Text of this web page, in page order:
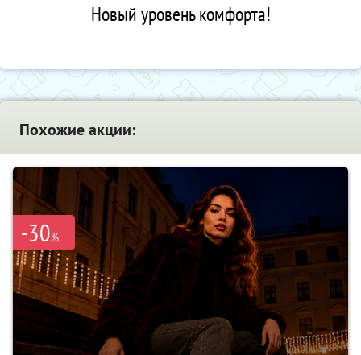
Новый уровень комфорта!
Похожие акции:
-30%